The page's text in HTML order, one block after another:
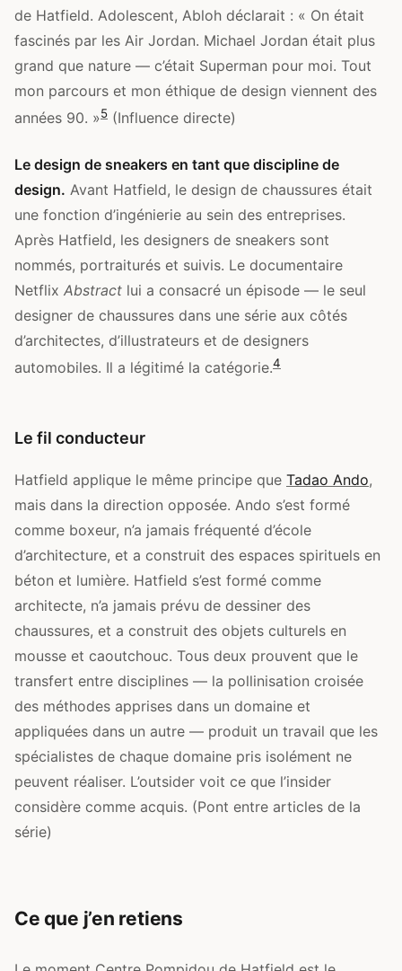
de Hatfield. Adolescent, Abloh déclarait : « On était
fascinés par les Air Jordan. Michael Jordan était plus
grand que nature — c’était Superman pour moi. Tout
mon parcours et mon éthique de design viennent des
années 90. »5 (Influence directe)
Le design de sneakers en tant que discipline de
design. Avant Hatfield, le design de chaussures était
une fonction d’ingénierie au sein des entreprises.
Après Hatfield, les designers de sneakers sont
nommés, portraiturés et suivis. Le documentaire
Netflix Abstract lui a consacré un épisode — le seul
designer de chaussures dans une série aux côtés
d’architectes, d’illustrateurs et de designers
automobiles. Il a légitimé la catégorie.4
Le fil conducteur
Hatfield applique le même principe que Tadao Ando,
mais dans la direction opposée. Ando s’est formé
comme boxeur, n’a jamais fréquenté d’école
d’architecture, et a construit des espaces spirituels en
béton et lumière. Hatfield s’est formé comme
architecte, n’a jamais prévu de dessiner des
chaussures, et a construit des objets culturels en
mousse et caoutchouc. Tous deux prouvent que le
transfert entre disciplines — la pollinisation croisée
des méthodes apprises dans un domaine et
appliquées dans un autre — produit un travail que les
spécialistes de chaque domaine pris isolément ne
peuvent réaliser. L’outsider voit ce que l’insider
considère comme acquis. (Pont entre articles de la
série)
Ce que j’en retiens